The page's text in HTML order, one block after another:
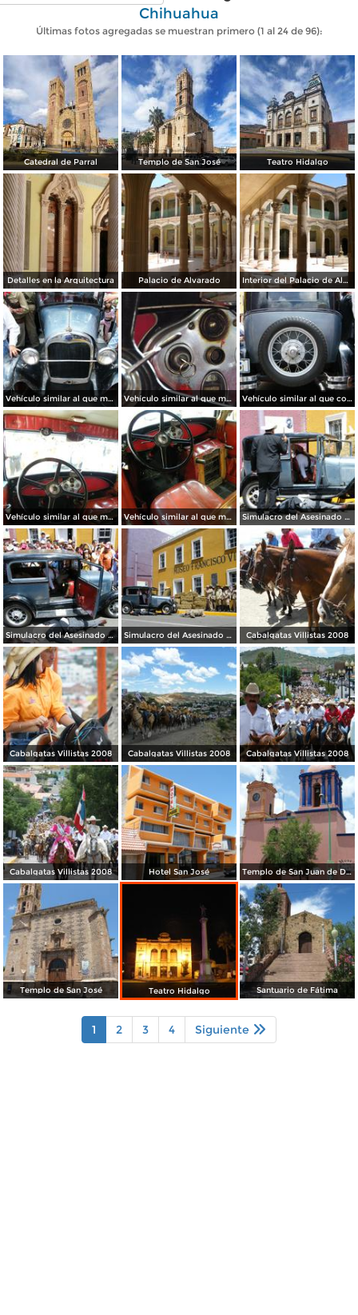
Chihuahua
Últimas fotos agregadas se muestran primero (1 al 24 de 96):
Catedral de Parral Templo de San José Teatro Hidalgo
Detalles en la Arquitectura Palacio de Alvarado Interior del Palacio de Alvarado
Vehículo similar al que manejaba el Gral. Villa el día que fue asesinado Vehículo similar al que manejaba el Gral. Villa el día que fue asesinado Vehículo similar al que conducía Pancho Villa el día que fue asesinado
Vehículo similar al que manejaba el Gral. Villa el día que fue asesinado Vehículo similar al que manejaba el Gral. Villa el día que fue asesinado Simulacro del Asesinado de Villa
Simulacro del Asesinado de Villa Simulacro del Asesinado de Villa Cabalgatas Villistas 2008
Cabalgatas Villistas 2008 Cabalgatas Villistas 2008 Cabalgatas Villistas 2008
Cabalgatas Villistas 2008 Hotel San José Templo de San Juan de Dios
Templo de San José Teatro Hidalgo Santuario de Fátima
1 2 3 4 Siguiente